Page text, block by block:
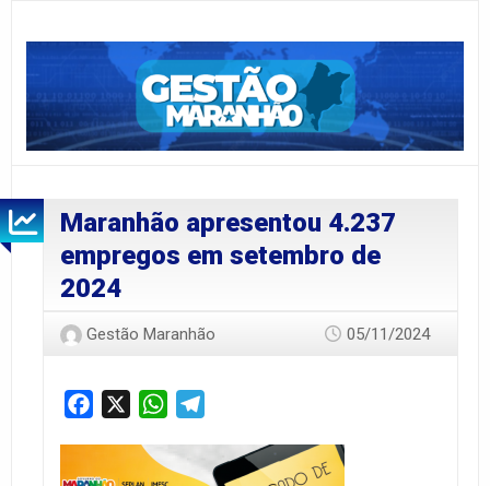
Maranhão apresentou 4.237
empregos em setembro de
2024
Gestão Maranhão 05/11/2024
Facebook WhatsApp